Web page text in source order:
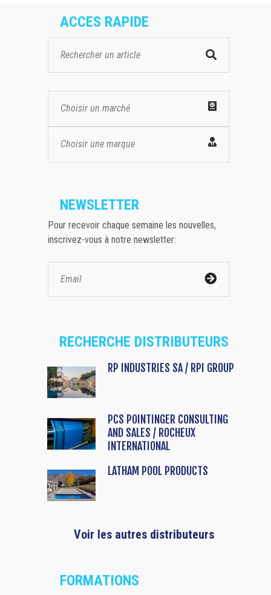
ACCES RAPIDE
Choisir un marché
Choisir une marque
NEWSLETTER
Pour recevoir chaque semaine les nouvelles,
inscrivez-vous à notre newsletter:
RECHERCHE DISTRIBUTEURS
RP INDUSTRIES SA / RPI GROUP
PCS POINTINGER CONSULTING
AND SALES / ROCHEUX
INTERNATIONAL
LATHAM POOL PRODUCTS
Voir les autres distributeurs
FORMATIONS